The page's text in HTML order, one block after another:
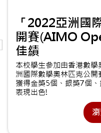
「2022亞洲國
開賽(AIMO
佳績
本校學生參加由香港數
洲國際數學奧林匹克公
獲得金獎5個、銀獎7個
表現出色!